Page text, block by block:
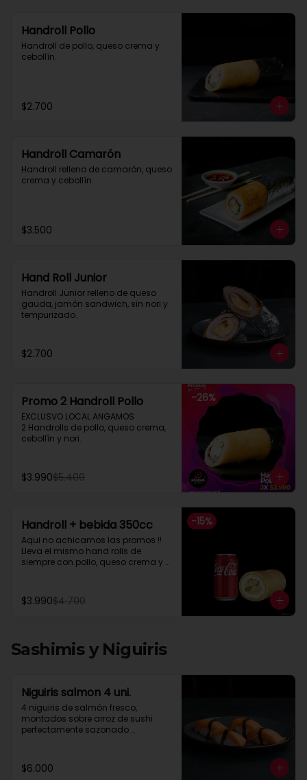
26241343
Handroll Pollo
Handroll de pollo, queso crema y
cebollín.
$2.700
Handroll Camarón
Handroll relleno de camarón, queso
crema y cebollín.
$3.500
Hand Roll Junior
Handroll Junior relleno de queso
gauda, jamón sandwich, sin nori y
tempurizado.
$2.700
-26%
Promo 2 Handroll Pollo
EXCLUSVO LOCAL ANGAMOS
2 Handrolls de pollo, queso crema,
cebollín y nori.
$3.990$5.400
-15%
Handroll + bebida 350cc
Aqui no achicamos las promos !!
Lleva el mismo hand rolls de
siempre con pollo, queso crema y
$3.990$4.700
Sashimis y Niguiris
Niguiris salmon 4 uni.
4 niguiris de salmón fresco,
montados sobre arroz de sushi
perfectamente sazonado.
para quienes disfrutan la esencia
del sushi sin distracciones.
$6.000